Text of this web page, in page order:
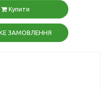
Купити
ЗАМОВЛЕННЯ